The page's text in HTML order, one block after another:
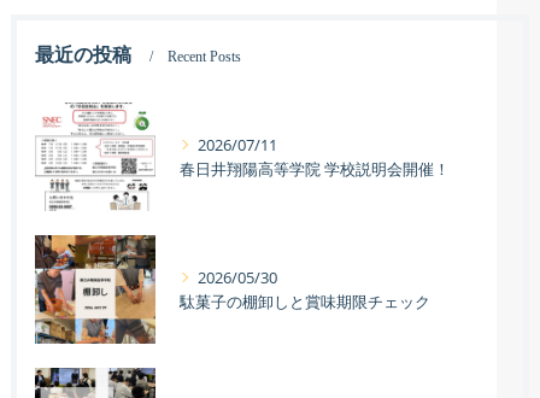
最近の投稿 Recent Posts
2026/07/11
春日井翔陽高等学院 学校説明会開催！
2026/05/30
駄菓子の棚卸しと賞味期限チェック